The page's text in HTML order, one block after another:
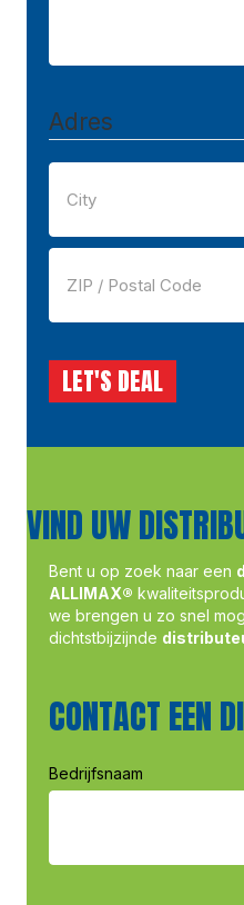
Adres
Stad
LET'S DEAL
VIND UW
Bent u op zoek naar een
ALLIMAX®
we brengen u zo snel
dichtstbijzijnde
CONTACT EEN
Bedrijfsnaam